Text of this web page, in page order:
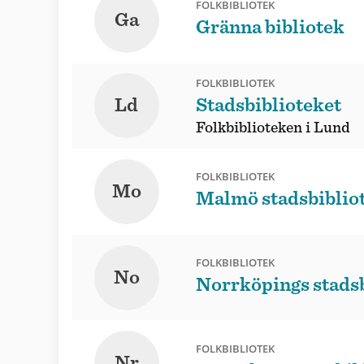
Ga
FOLKBIBLIOTEK
Gränna bibliotek
Ld
FOLKBIBLIOTEK
Stadsbiblioteket
Folkbiblioteken i Lund
Mo
FOLKBIBLIOTEK
Malmö
No
FOLKBIBLIOTEK
Norrköpings
FOLKBIBLIOTEK